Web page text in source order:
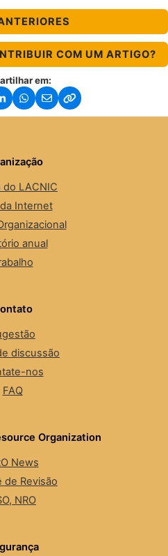
COM UM ARTIGO?
em:
do LACNIC
Internet
anual
discussão
nos
FAQ
Organization
News
de Revisão
NRO